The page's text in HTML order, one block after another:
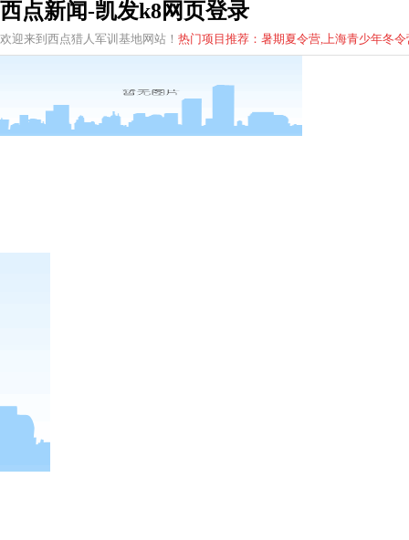
西点新闻-凯发k8网页登录
欢迎来到西点猎人军训基地网站！ 热门项目推荐：暑期夏令营,上海青少年冬令